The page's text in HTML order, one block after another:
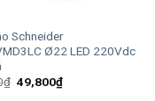
Schneider
Ø22 LED 220Vdc
₫ Giá
gốc
49,800₫Giá
hiện